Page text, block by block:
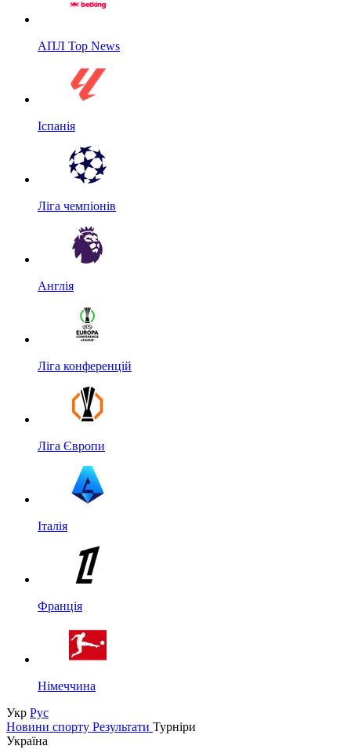
АПЛ Top News
Іспанія
Ліга чемпіонів
Англія
Ліга конференцій
Ліга Європи
Італія
Франція
Німеччина
Укр Рус
Новини спорту Результати Турніри
Україна